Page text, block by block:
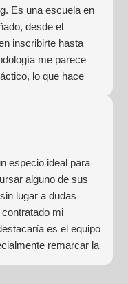
Es una escuela en
desde el
inscribirte hasta
me parece
lo que hace
especio ideal para
alguno de sus
lugar a dudas
mi
es el equipo
remarcar la